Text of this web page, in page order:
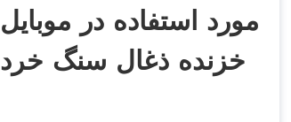
مورد استفاده در موبایل
خزنده ذغال سنگ خرد